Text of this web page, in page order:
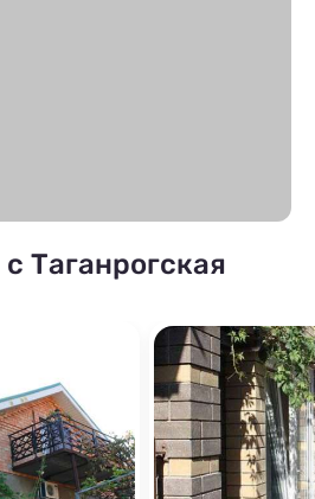
Таганрогская